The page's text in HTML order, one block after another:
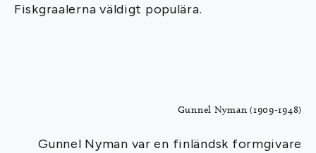
Fiskgraalerna väldigt populära.
Gunnel Nyman (1909-1948)
Gunnel Nyman var en finländsk formgivare